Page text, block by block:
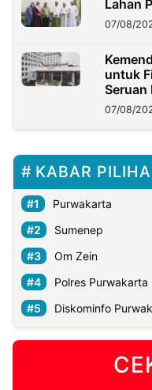
Lahan
07/08/
untuk
Seruan
07/08/
KABAR
Purwakarta
Sumenep
Om Zein
Polres Purwakarta
Diskominfo